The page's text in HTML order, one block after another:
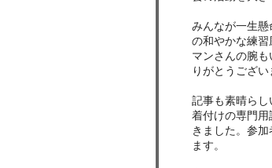
みんなが一生
の和やかな練
マンさんの腕
りがとうござい
記事も素晴らし
着付けの専門
きました。参
ます。